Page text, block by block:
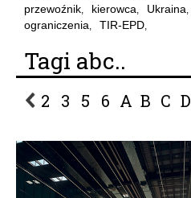
przewoźnik, kierowca, Ukraina,
ograniczenia, TIR-EPD,
Tagi abc..
2 3 5 6 A B C D